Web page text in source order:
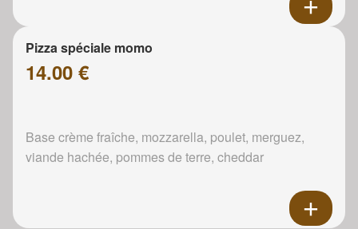
Pizza spéciale momo
14.00 €
Base crème fraîche, mozzarella, poulet, merguez,
viande hachée, pommes de terre, cheddar